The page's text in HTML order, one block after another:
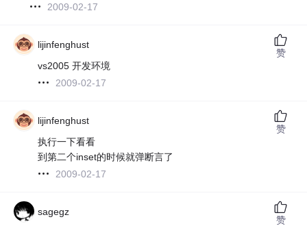
2009-02-17
lijinfenghust
vs2005 开发环境
2009-02-17
赞
lijinfenghust
执行一下看看
到第二个inset的时候就弹断言了
2009-02-17
赞
sagegz
赞